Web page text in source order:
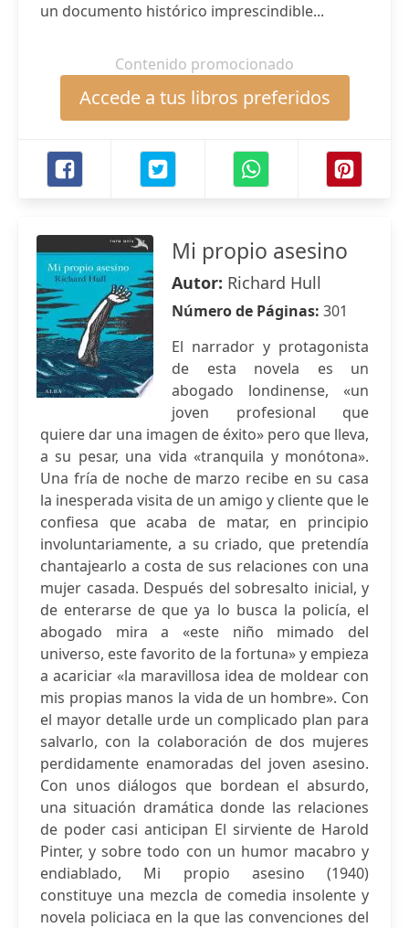
un documento histórico imprescindible...
Contenido promocionado
Accede a tus libros preferidos
Mi propio asesino
Autor: Richard Hull
Número de Páginas: 301
El narrador y protagonista
de esta novela es un
abogado londinense, «un
joven profesional que
quiere dar una imagen de éxito» pero que lleva,
a su pesar, una vida «tranquila y monótona».
Una fría de noche de marzo recibe en su casa
la inesperada visita de un amigo y cliente que le
confiesa que acaba de matar, en principio
involuntariamente, a su criado, que pretendía
chantajearlo a costa de sus relaciones con una
mujer casada. Después del sobresalto inicial, y
de enterarse de que ya lo busca la policía, el
abogado mira a «este niño mimado del
universo, este favorito de la fortuna» y empieza
a acariciar «la maravillosa idea de moldear con
mis propias manos la vida de un hombre». Con
el mayor detalle urde un complicado plan para
salvarlo, con la colaboración de dos mujeres
perdidamente enamoradas del joven asesino.
Con unos diálogos que bordean el absurdo,
una situación dramática donde las relaciones
de poder casi anticipan El sirviente de Harold
Pinter, y sobre todo con un humor macabro y
endiablado, Mi propio asesino (1940)
constituye una mezcla de comedia insolente y
novela policiaca en la que las convenciones del